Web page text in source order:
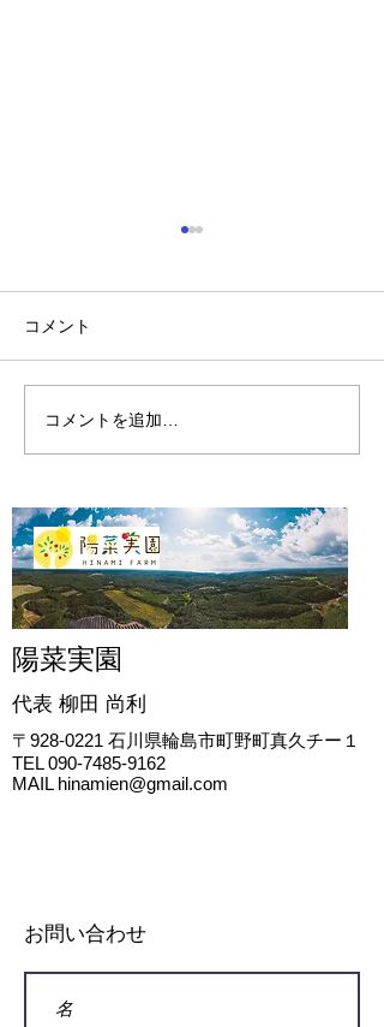
陽菜実園の2024年
コメント
コメントを追加…
陽菜実園
代表 柳田 尚利
〒928-0221 石川県輪島市町野町真久チー１
TEL090-7485-9162
MAIL hinamien@gmail.com
お問い合わせ